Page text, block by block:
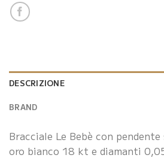
DESCRIZIONE
BRAND
Bracciale Le Bebè con
oro bianco 18 kt e diamanti